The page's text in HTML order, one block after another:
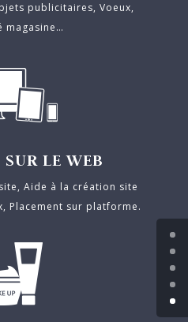
publicitaires, Voeux,
magasine…
SUR LE WEB
Aide à la création site
Placement sur platforme.